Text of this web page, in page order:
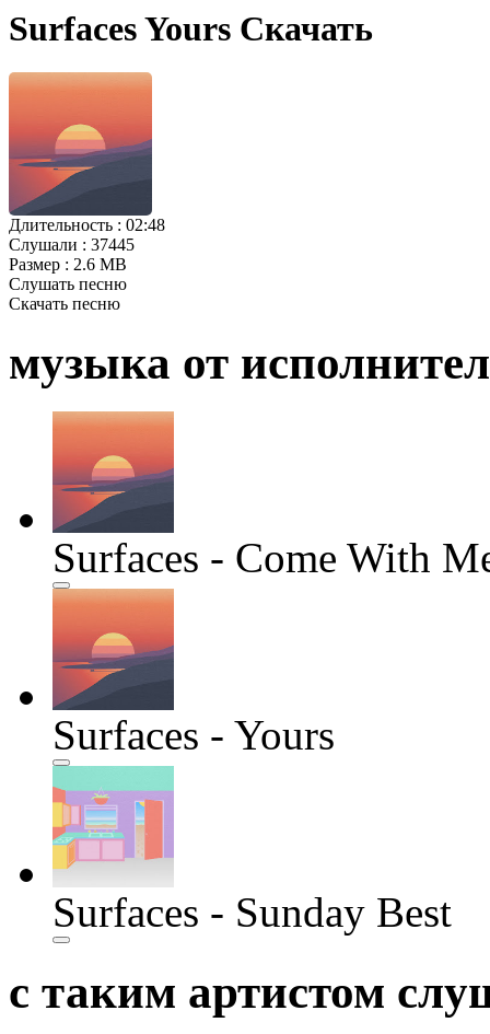
Surfaces Yours Скачать
Длительность : 02:48
Слушали : 37445
Размер : 2.6 MB
Слушать песню
Скачать песню
музыка от
Surfaces - Come With
Surfaces - Yours
Surfaces - Sunday Best
с таким артистом